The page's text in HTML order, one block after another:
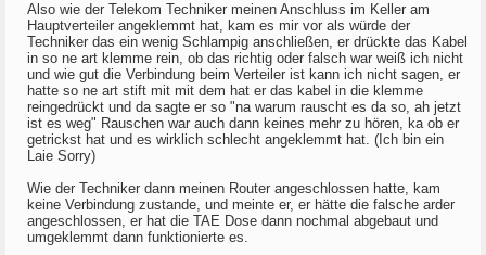
Also wie der Telekom Techniker meinen Anschluss im Keller am
Hauptverteiler angeklemmt hat, kam es mir vor als würde der
Techniker das ein wenig Schlampig anschließen, er drückte das Kabel
in so ne art klemme rein, ob das richtig oder falsch war weiß ich nicht
und wie gut die Verbindung beim Verteiler ist kann ich nicht sagen, er
hatte so ne art stift mit mit dem hat er das kabel in die klemme
reingedrückt und da sagte er so "na warum rauscht es da so, ah jetzt
ist es weg" Rauschen war auch dann keines mehr zu hören, ka ob er
getrickst hat und es wirklich schlecht angeklemmt hat. (Ich bin ein
Laie Sorry)
Wie der Techniker dann meinen Router angeschlossen hatte, kam
keine Verbindung zustande, und meinte er, er hätte die falsche arder
angeschlossen, er hat die TAE Dose dann nochmal abgebaut und
umgeklemmt dann funktionierte es.